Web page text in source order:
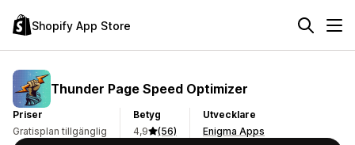
Shopify App Store
Thunder Page Speed Optimizer
Priser
Gratisplan tillgänglig
Betyg
4,9
(56)
Utvecklare
Enigma Apps